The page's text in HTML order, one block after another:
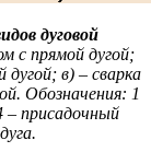
дуговой
с прямой дугой;
дугой; в) – сварка
Обозначения: 1
– присадочный